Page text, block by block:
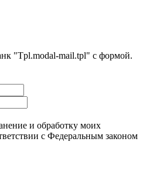
"Tpl.modal-mail.tpl" с формой.
и обработку моих
с Федеральным законом